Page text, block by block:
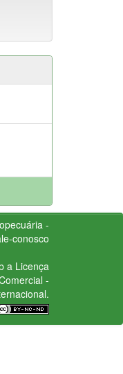
-
conosco
a Licença
-